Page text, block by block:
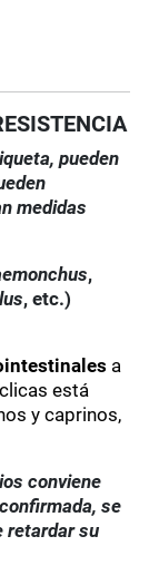
pueden
medidas
,
, etc.)
a
está
y caprinos,
conviene
se
retardar su